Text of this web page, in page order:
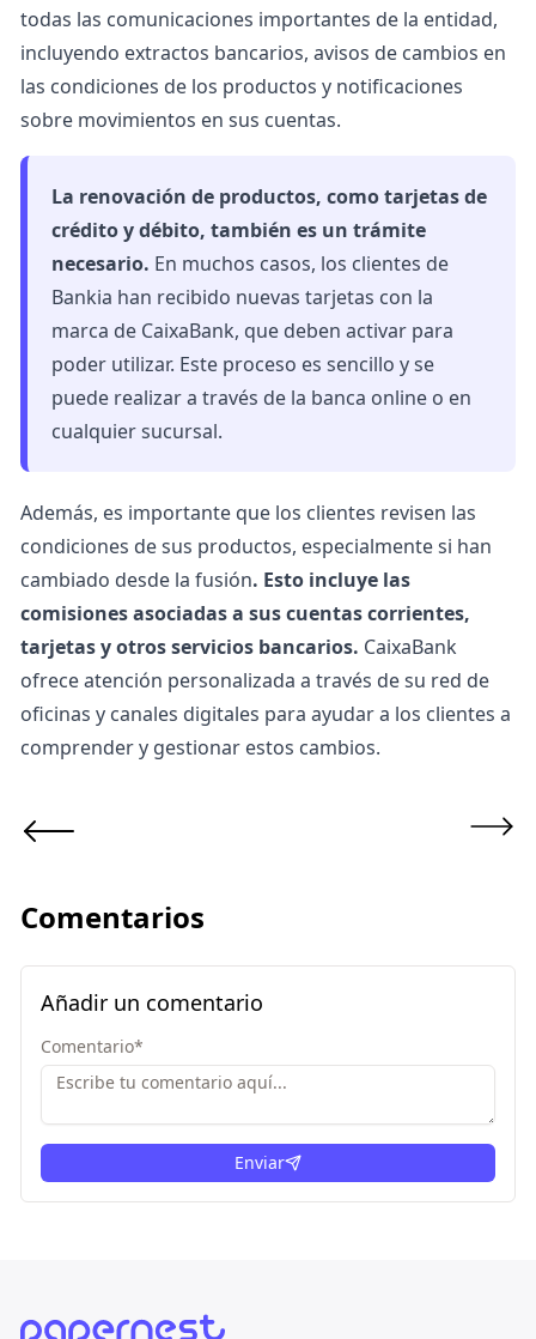
todas las comunicaciones importantes de la entidad,
incluyendo extractos bancarios, avisos de cambios en
las condiciones de los productos y notificaciones
sobre movimientos en sus cuentas.
La renovación de productos, como tarjetas de
crédito y débito, también es un trámite
necesario. En muchos casos, los clientes de
Bankia han recibido nuevas tarjetas con la
marca de CaixaBank, que deben activar para
poder utilizar. Este proceso es sencillo y se
puede realizar a través de la banca online o en
cualquier sucursal.
Además, es importante que los clientes revisen las
condiciones de sus productos, especialmente si han
cambiado desde la fusión. Esto incluye las
comisiones asociadas a sus cuentas corrientes,
tarjetas y otros servicios bancarios. CaixaBank
ofrece atención personalizada a través de su red de
oficinas y canales digitales para ayudar a los clientes a
comprender y gestionar estos cambios.
Comentarios
Añadir un comentario
Comentario*
Enviar